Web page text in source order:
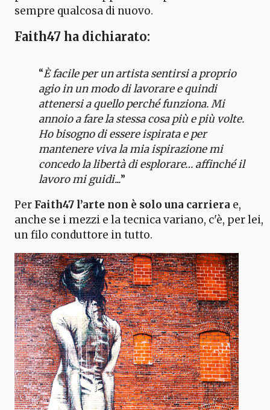
sempre qualcosa di nuovo.
Faith47 ha dichiarato:
“È facile per un artista sentirsi a proprio
agio in un modo di lavorare e quindi
attenersi a quello perché funziona. Mi
annoio a fare la stessa cosa più e più volte.
Ho bisogno di essere ispirata e per
mantenere viva la mia ispirazione mi
concedo la libertà di esplorare… affinché il
lavoro mi guidi...”
Per Faith47 l’arte non è solo una carriera e,
anche se i mezzi e la tecnica variano, c'è, per lei,
un filo conduttore in tutto.